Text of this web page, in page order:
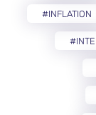
#INFLATION